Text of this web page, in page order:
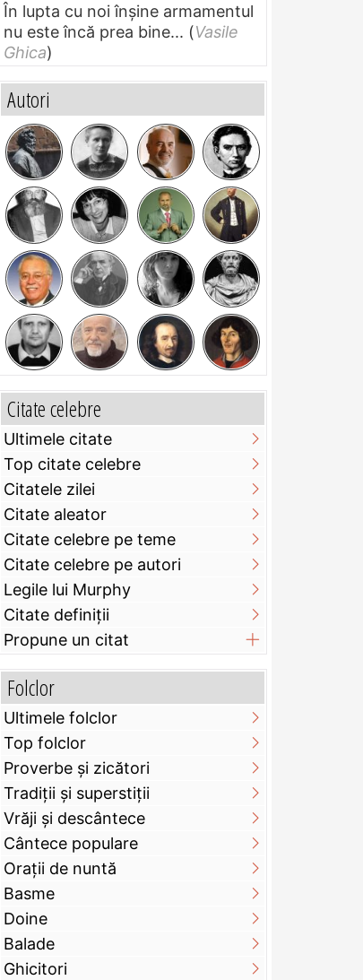
În lupta cu noi înșine armamentul
nu este încă prea bine... (Vasile
Ghica)
Autori
Citate celebre
Ultimele citate
Top citate celebre
Citatele zilei
Citate aleator
Citate celebre pe teme
Citate celebre pe autori
Legile lui Murphy
Citate definiţii
Propune un citat
Folclor
Ultimele folclor
Top folclor
Proverbe și zicători
Tradiții și superstiții
Vrăji și descântece
Cântece populare
Orații de nuntă
Basme
Doine
Balade
Ghicitori